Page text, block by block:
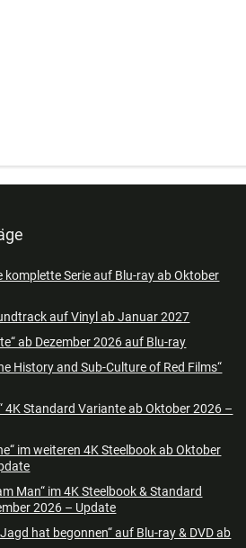
komplette Serie auf Blu-ray ab Oktober
auf Vinyl ab Januar 2027
ab Dezember 2026 auf Blu-ray
History and Sub-Culture of Red Films“
4K Standard Variante ab Oktober 2026 –
im weiteren 4K Steelbook ab Oktober
Man“ im 4K Steelbook & Standard
2026 – Update
hat begonnen“ auf Blu-ray & DVD ab